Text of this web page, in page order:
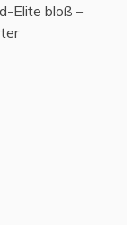
Elite bloß –